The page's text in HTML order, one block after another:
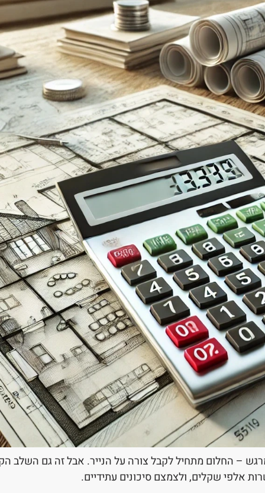
– החלום מתחיל לקבל צורה על הנייר. אבל זה גם השלב
אלפי שקלים, ולצמצם סיכונים עתידיים.